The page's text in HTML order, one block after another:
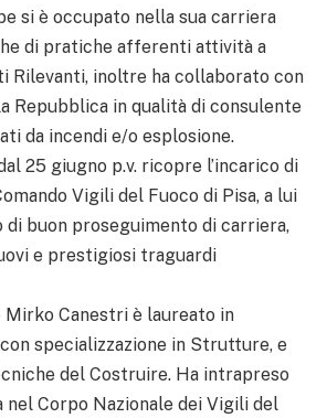
si è occupato nella sua carriera
di pratiche afferenti attività a
Rilevanti, inoltre ha collaborato con
Repubblica in qualità di consulente
da incendi e/o esplosione.
25 giugno p.v. ricopre l’incarico di
Vigili del Fuoco di Pisa, a lui
di buon proseguimento di carriera,
e prestigiosi traguardi
Mirko Canestri è laureato in
specializzazione in Strutture, e
del Costruire. Ha intrapreso
Corpo Nazionale dei Vigili del